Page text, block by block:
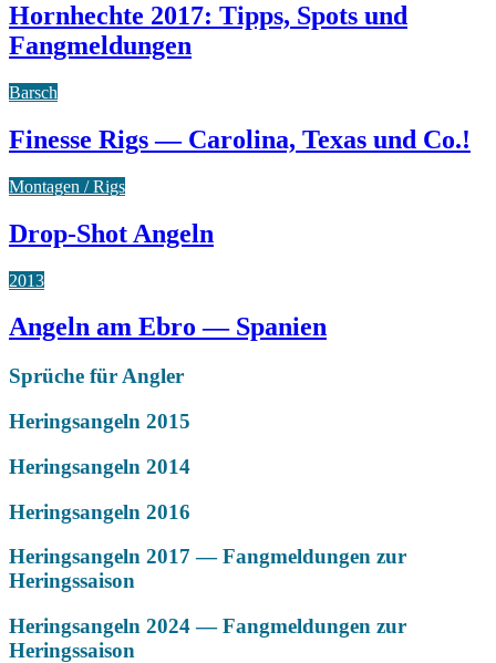
Hornhechte 2017: Tipps, Spots und
Fangmeldungen
Barsch
Finesse Rigs — Carolina, Texas und Co.!
Montagen / Rigs
Drop-Shot Angeln
2013
Angeln am Ebro — Spanien
Sprüche für Angler
Heringsangeln 2015
Heringsangeln 2014
Heringsangeln 2016
Heringsangeln 2017 — Fangmeldungen zur
Heringssaison
Heringsangeln 2024 — Fangmeldungen zur
Heringssaison